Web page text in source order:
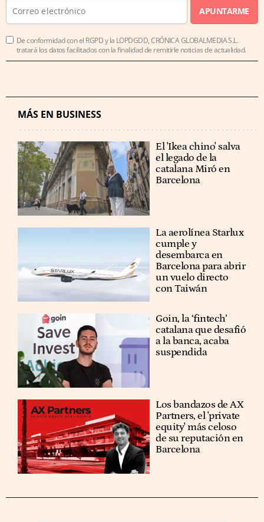
APUNTARME
De conformidad con el RGPD y la LOPDGDD, CRÓNICA GLOBALMEDIA S.L.
tratará los datos facilitados con la finalidad de remitirle noticias de actualidad.
MÁS EN BUSINESS
El 'Ikea chino' salva
el legado de la
catalana Miró en
Barcelona
La aerolínea Starlux
cumple y
desembarca en
Barcelona para abrir
un vuelo directo
con Taiwán
Goin, la ‘fintech’
catalana que desafió
a la banca, acaba
suspendida
Los bandazos de AX
Partners, el 'private
equity' más celoso
de su reputación en
Barcelona